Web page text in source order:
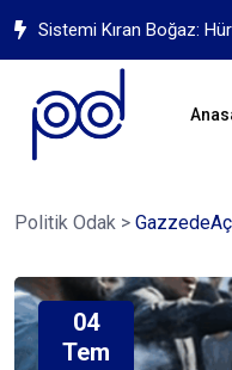
Yapay Zekanın
Politik Odak >
04
Tem